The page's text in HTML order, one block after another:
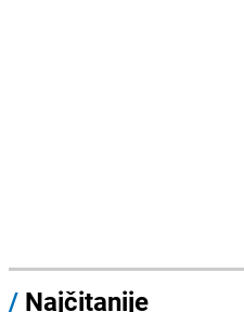
/ Najčitanije